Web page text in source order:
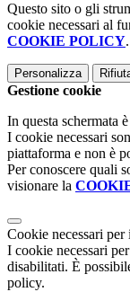
Questo sito o gli
cookie necessari al
COOKIE POLICY.
Personalizza
Gestione cookie
In questa schermata
I cookie necessari
piattaforma e non è
Per conoscere quali
visionare la
Cookie necessari
I cookie necessari
disabilitati. È
policy.